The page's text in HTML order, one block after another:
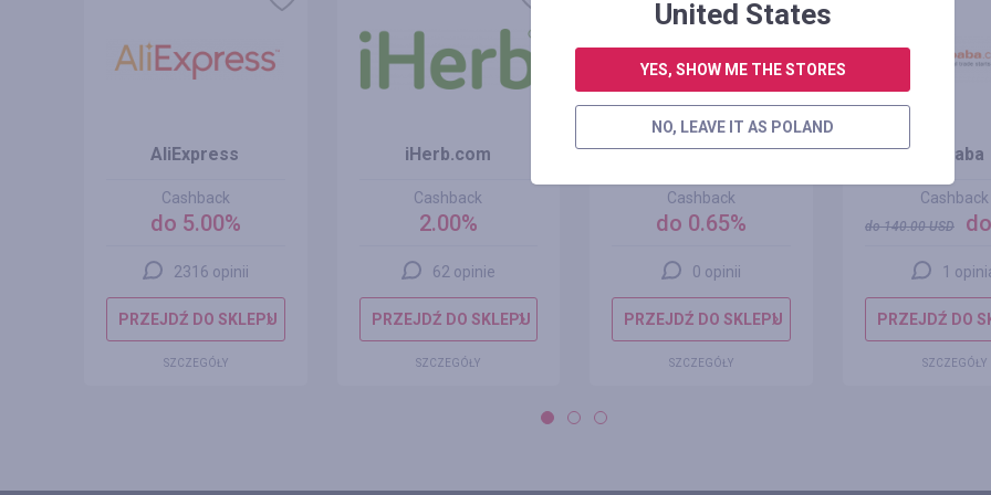
AliExpress
Cashback
do 5.00%
2316 opinii
PRZEJDŹ DO SKLEPU
SZCZEGÓŁY
iHerb.com
Cashback
2.00%
62 opinie
PRZEJDŹ DO SKLEPU
SZCZEGÓŁY
Allegro.pl
Cashback
do 0.65%
0 opinii
PRZEJDŹ DO SKLEPU
SZCZEGÓŁY
Alibaba
Cashback
do140.00USD
1
PRZEJDŹ DO
SZCZEGÓŁY
United States
YES, SHOW ME THE STORES
NO, LEAVE IT AS POLAND